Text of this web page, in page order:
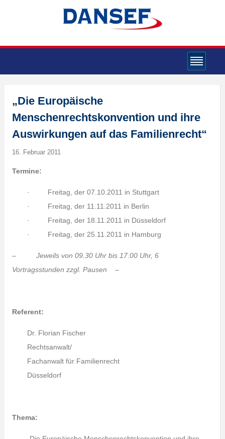
„Die Europäische
Menschenrechtskonvention und ihre
Auswirkungen auf das Familienrecht“
16. Februar 2011
Termine:
· Freitag, der 07.10.2011 in Stuttgart
· Freitag, der 11.11.2011 in Berlin
· Freitag, der 18.11.2011 in Düsseldorf
· Freitag, der 25.11.2011 in Hamburg
– Jeweils von 09.30 Uhr bis 17.00 Uhr, 6
Vortragsstunden zzgl. Pausen –
Referent:
Dr. Florian Fischer
Rechtsanwalt/
Fachanwalt für Familienrecht
Düsseldorf
Thema: